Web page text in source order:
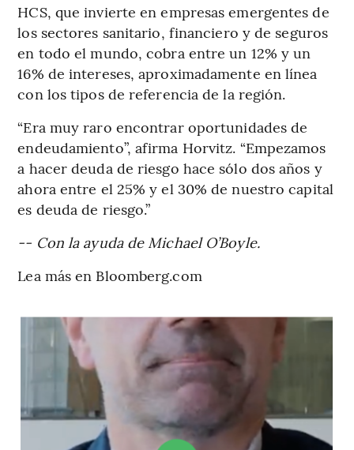
HCS, que invierte en empresas emergentes de
los sectores sanitario, financiero y de seguros
en todo el mundo, cobra entre un 12% y un
16% de intereses, aproximadamente en línea
con los tipos de referencia de la región.
“Era muy raro encontrar oportunidades de
endeudamiento”, afirma Horvitz. “Empezamos
a hacer deuda de riesgo hace sólo dos años y
ahora entre el 25% y el 30% de nuestro capital
es deuda de riesgo.”
-- Con la ayuda de Michael O’Boyle.
Lea más en Bloomberg.com